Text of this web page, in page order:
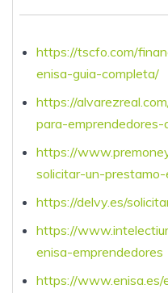
https://tscfo.com/
enisa-guia-completa/
https://
para-
https://
solicitar-un-prestamo-
https://delvy.es/
https://
enisa-emprendedores
https://www.enisa.es/